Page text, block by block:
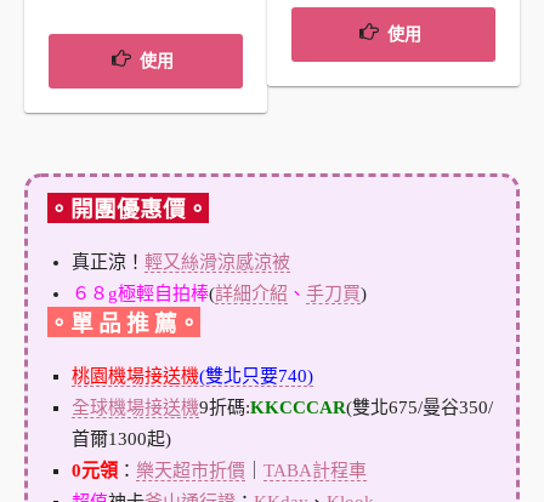
使用
使用
。開團優惠價。
真正涼！ 輕又絲滑涼感涼被
６８g極輕自拍棒(詳細介紹 、 手刀買)
。單 品 推 薦。
桃園機場接送機(雙北只要740)
全球機場接送機9折碼:KKCCCAR(雙北675/曼谷350/
首爾1300起)
0元領： 樂天超市折價
TABA計程車